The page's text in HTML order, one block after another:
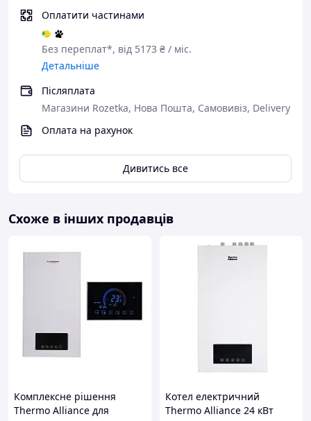
Оплатити частинами
Без переплат*, від 5173 ₴ / міс.
Детальніше
Післяплата
Магазини Rozetka, Нова Пошта, Самовивіз, Delivery
Оплата на рахунок
Дивитись все
Схоже в інших продавців
Комплексне рішення
Thermo Alliance для
Котел електричний
Thermo Alliance 24 кВт